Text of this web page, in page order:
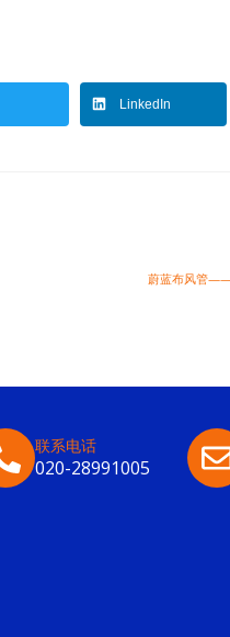
LinkedIn
蔚蓝布风管——
联系电话
020-28991005